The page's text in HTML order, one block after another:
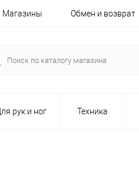
Магазины Обмен и возврат
рук и ног Техника